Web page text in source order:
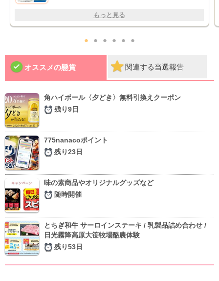
もっと見る
● ● ● ● ● ●
オススメの懸賞 関連する当選報告
角ハイボール〈夕どき〉無料引換えクーポン
残り9日
775nanacoポイント
残り23日
味の素商品やオリジナルグッズなど
随時開催
とちぎ和牛 サーロインステーキ / 乳製品詰め合わせ /
日光霧降高原大笹牧場酪農体験
残り53日